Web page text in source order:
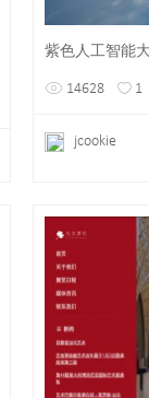
紫色人工智能
14628 1
jcookie